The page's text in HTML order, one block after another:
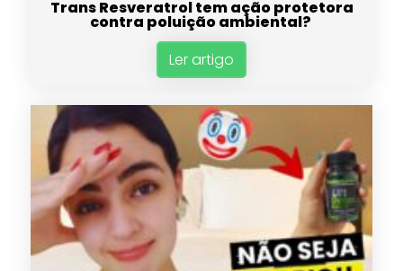
Trans Resveratrol tem ação protetora
contra poluição ambiental?
Ler artigo